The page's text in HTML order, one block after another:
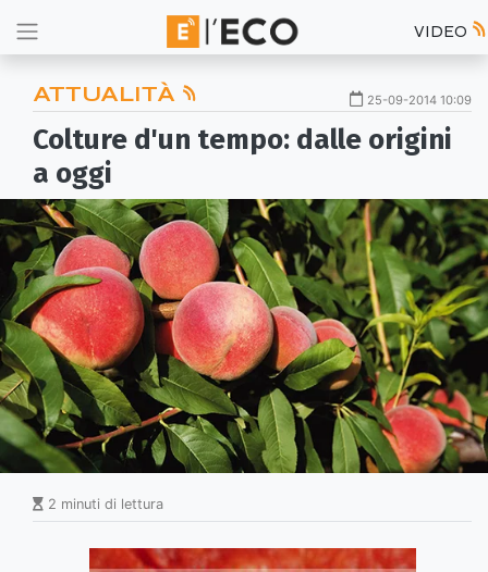
VIDEO
ATTUALITÀ 25-09-2014 10:09
Colture d'un tempo: dalle origini
a oggi
2 minuti di lettura